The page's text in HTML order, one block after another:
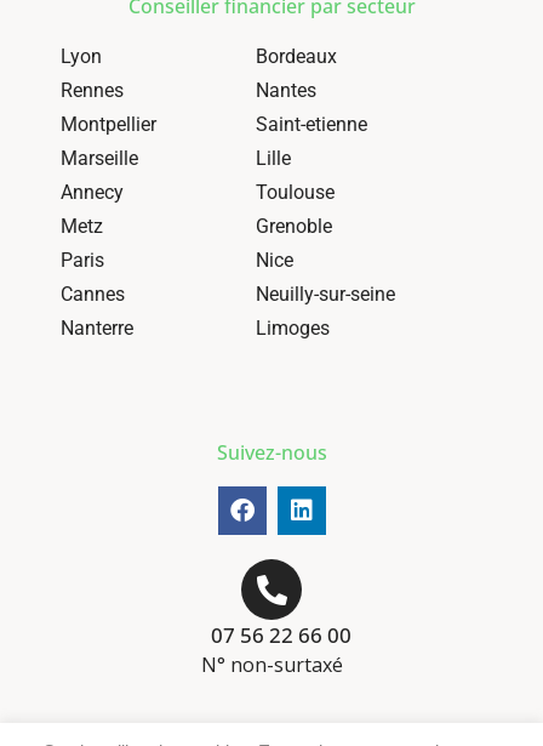
Conseiller financier par secteur
Lyon
Bordeaux
Rennes
Nantes
Montpellier
Saint-etienne
Marseille
Lille
Annecy
Toulouse
Metz
Grenoble
Paris
Nice
Cannes
Neuilly-sur-seine
Nanterre
Limoges
Suivez-nous
07 56 22 66 00
N° non-surtaxé